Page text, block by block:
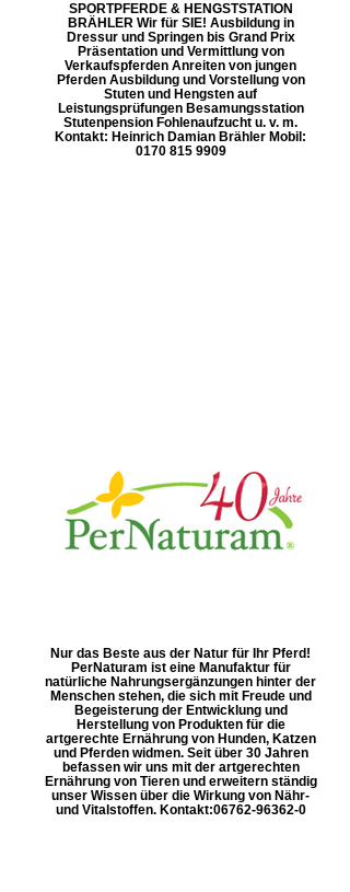
SPORTPFERDE & HENGSTSTATION
BRÄHLER Wir für SIE! Ausbildung in
Dressur und Springen bis Grand Prix
Präsentation und Vermittlung von
Verkaufspferden Anreiten von jungen
Pferden Ausbildung und Vorstellung von
Stuten und Hengsten auf
Leistungsprüfungen Besamungsstation
Stutenpension Fohlenaufzucht u. v. m.
Kontakt: Heinrich Damian Brähler Mobil:
0170 815 9909
Nur das Beste aus der Natur für Ihr Pferd!
PerNaturam ist eine Manufaktur für
natürliche Nahrungsergänzungen hinter der
Menschen stehen, die sich mit Freude und
Begeisterung der Entwicklung und
Herstellung von Produkten für die
artgerechte Ernährung von Hunden, Katzen
und Pferden widmen. Seit über 30 Jahren
befassen wir uns mit der artgerechten
Ernährung von Tieren und erweitern ständig
unser Wissen über die Wirkung von Nähr-
und Vitalstoffen. Kontakt: ​06762-96362-0